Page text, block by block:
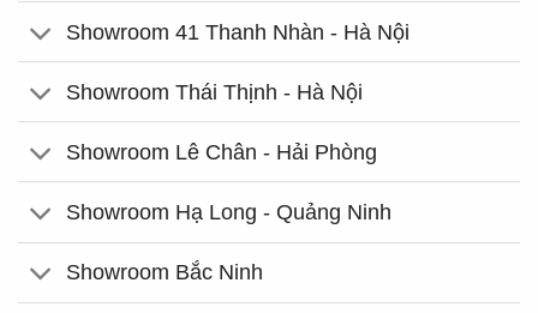
Showroom 41 Thanh Nhàn - Hà Nội
Showroom Thái Thịnh - Hà Nội
Showroom Lê Chân - Hải Phòng
Showroom Hạ Long - Quảng Ninh
Showroom Bắc Ninh